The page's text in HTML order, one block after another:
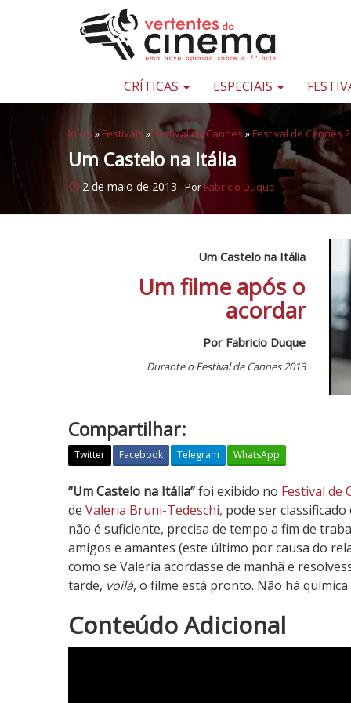
Pular para o conteúdo
Uma
sobre
sétima
arte
CRÍTICAS ESPECIAIS
Início » Festivais » Festival de Cannes »Festival de Cannes
Um Castelo na Itália
2 de maio de 2013 PorFabricio Duque
Um Castelo na Itália
Um filme após o
acordar
Por Fabricio Duque
Durante o Festival de Cannes 2013
Compartilhar:
Twitter Facebook Telegram WhatsApp
U
m
C
a
s
t
l
“Um Castelo na Itália”foi exibido no Festival de
de Valeria Bruni-Tedeschi, pode ser
não é suficiente, precisa de tempo a fim de
amigos e amantes (este último por causa do
como se Valeria acordasse de manhã e
tarde, voilá, o filme está pronto. Não há
N
o
Conteúdo Adicional